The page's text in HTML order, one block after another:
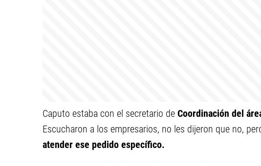
Caputo estaba con el secretario de Coordinación del
Escucharon a los empresarios, no les dijeron que no,
atender ese pedido específico.